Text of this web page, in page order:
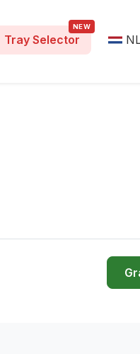
NEW
Tray Selector